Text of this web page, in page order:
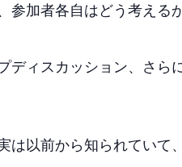
参加者各自はどう考える
ディスカッション、さら
は以前から知られていて